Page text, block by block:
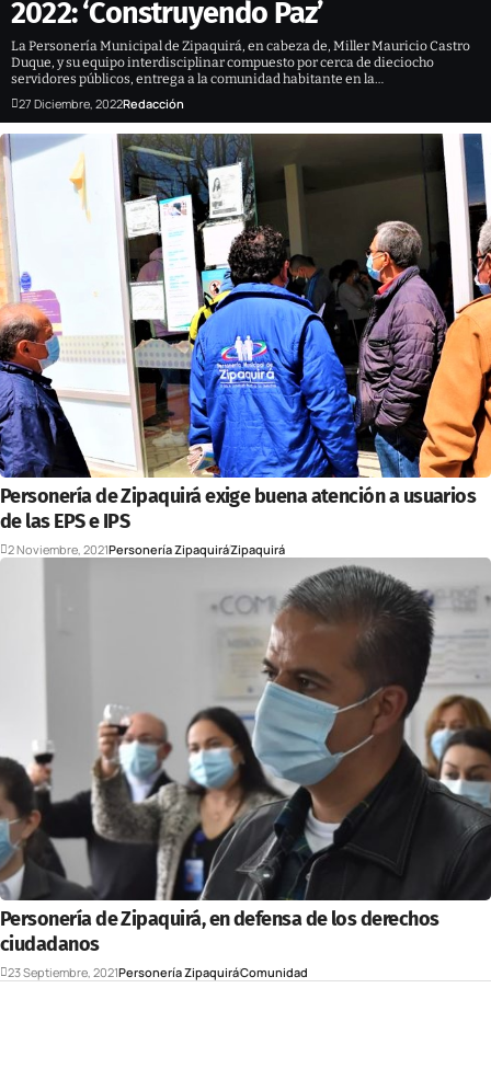
2022: ‘Construyendo Paz’
La Personería Municipal de Zipaquirá, en cabeza de, Miller Mauricio Castro
Duque, y su equipo interdisciplinar compuesto por cerca de dieciocho
servidores públicos, entrega a la comunidad habitante en la…
27 Diciembre, 2022Redacción
Personería de Zipaquirá exige buena atención a usuarios
de las EPS e IPS
2 Noviembre, 2021Personería ZipaquiráZipaquirá
Personería de Zipaquirá, en defensa de los derechos
ciudadanos
23 Septiembre, 2021Personería ZipaquiráComunidad